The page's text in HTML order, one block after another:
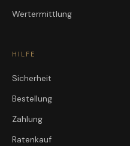
Wertermittlung
HILFE
Sicherheit
Bestellung
Zahlung
Ratenkauf